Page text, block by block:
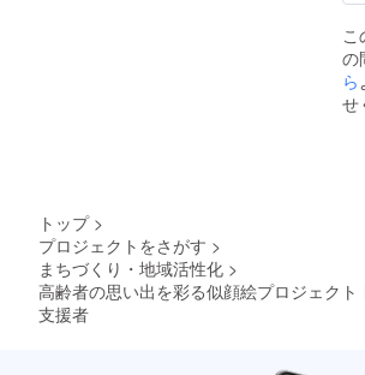
こ
の
ら
せ
トップ >
プロジェクトをさがす >
まちづくり・地域活性化 >
高齢者の思い出を彩る似顔絵プロジェクト
支援者